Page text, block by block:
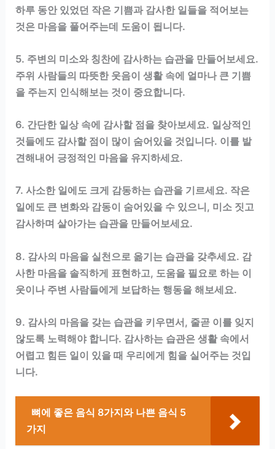
하루 동안 있었던 작은 기쁨과 감사한 일들을 적어보는
것은 마음을 풀어주는데 도움이 됩니다.
5. 주변의 미소와 칭찬에 감사하는 습관을 만들어보세요.
주위 사람들의 따뜻한 웃음이 생활 속에 얼마나 큰 기쁨
을 주는지 인식해보는 것이 중요합니다.
6. 간단한 일상 속에 감사할 점을 찾아보세요. 일상적인
것들에도 감사할 점이 많이 숨어있을 것입니다. 이를 발
견해내어 긍정적인 마음을 유지하세요.
7. 사소한 일에도 크게 감동하는 습관을 기르세요. 작은
일에도 큰 변화와 감동이 숨어있을 수 있으니, 미소 짓고
감사하며 살아가는 습관을 만들어보세요.
8. 감사의 마음을 실천으로 옮기는 습관을 갖추세요. 감
사한 마음을 솔직하게 표현하고, 도움을 필요로 하는 이
웃이나 주변 사람들에게 보답하는 행동을 해보세요.
9. 감사의 마음을 갖는 습관을 키우면서, 줄곧 이를 잊지
않도록 노력해야 합니다. 감사하는 습관은 생활 속에서
어렵고 힘든 일이 있을 때 우리에게 힘을 실어주는 것입
니다.
뼈에 좋은 음식 8가지와 나쁜 음식 5
가지